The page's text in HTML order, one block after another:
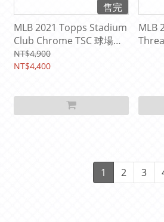
售完
MLB 2021 Topps Stadium
Club Chrome TSC 球場俱
樂部 鉻版系列 棒球卡 卡盒
NT$4,900
NT$4,400
MLB
1 2 3